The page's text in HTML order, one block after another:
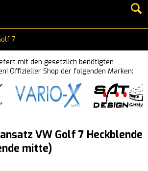
7
mit den gesetzlich benötigten
Offizieller Shop der folgenden Marken:
VW Golf 7 Heckblende
mitte)